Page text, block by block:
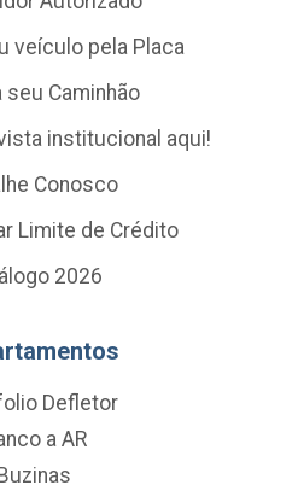
veículo pela Placa
seu Caminhão
institucional aqui!
Conosco
Limite de Crédito
2026
Defletor
a AR